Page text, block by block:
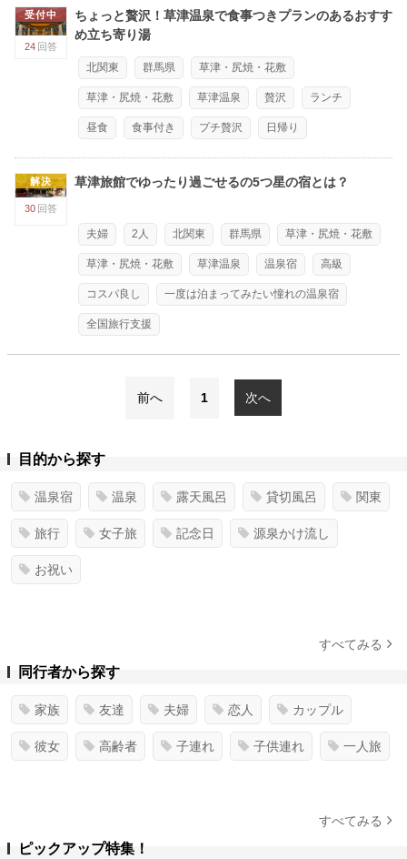
受付中
24 回答
ちょっと贅沢！草津温泉で食事つきプランのあるおすす
め立ち寄り湯
北関東 群馬県 草津・尻焼・花敷
草津・尻焼・花敷 草津温泉 贅沢 ランチ
昼食 食事付き プチ贅沢 日帰り
解決
30 回答
草津旅館でゆったり過ごせるの5つ星の宿とは？
夫婦 2人 北関東 群馬県 草津・尻焼・花敷
草津・尻焼・花敷 草津温泉 温泉宿 高級
コスパ良し 一度は泊まってみたい憧れの温泉宿
全国旅行支援
前へ 1 次へ
目的から探す
温泉宿 温泉 露天風呂 貸切風呂 関東
旅行 女子旅 記念日 源泉かけ流し
お祝い
すべてみる
同行者から探す
家族 友達 夫婦 恋人 カップル
彼女 高齢者 子連れ 子供連れ 一人旅
すべてみる
ピックアップ特集！